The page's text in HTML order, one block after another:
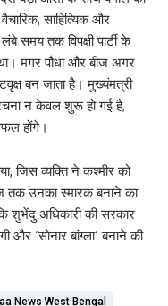
साहित्यिक और
समय तक विपक्षी पार्टी के
मगर पौधा और बीज अगर
बन जाता है। मुख्यंमत्री
न केवल शुरू हो गई है,
होंगे।
जिस व्यक्ति ने कश्मीर को
तक उनका स्मारक बनाने का
शुभेंदु अधिकारी की सरकार
और ‘सोनार बांग्ला’ बनाने की
News West Bengal